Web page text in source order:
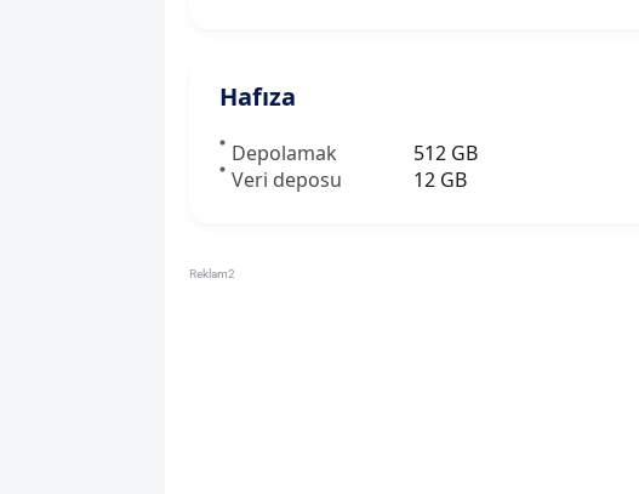
Hafıza
Depolamak
512 GB
Veri deposu
12 GB
Reklam2